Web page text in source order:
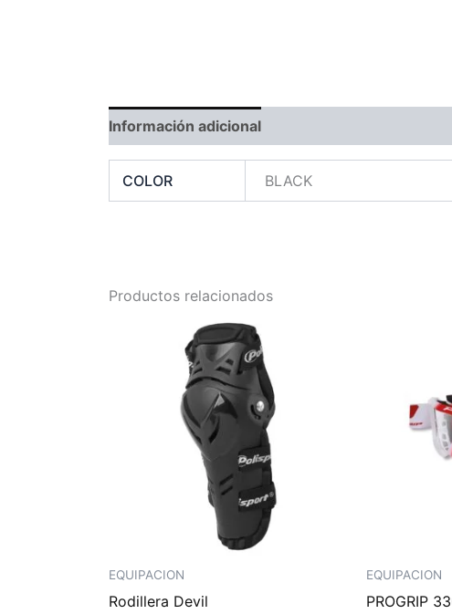
Información adicional
COLOR BLACK
Productos relacionados
EQUIPACION
Rodillera Devil
EQUIPACION
PROGRIP